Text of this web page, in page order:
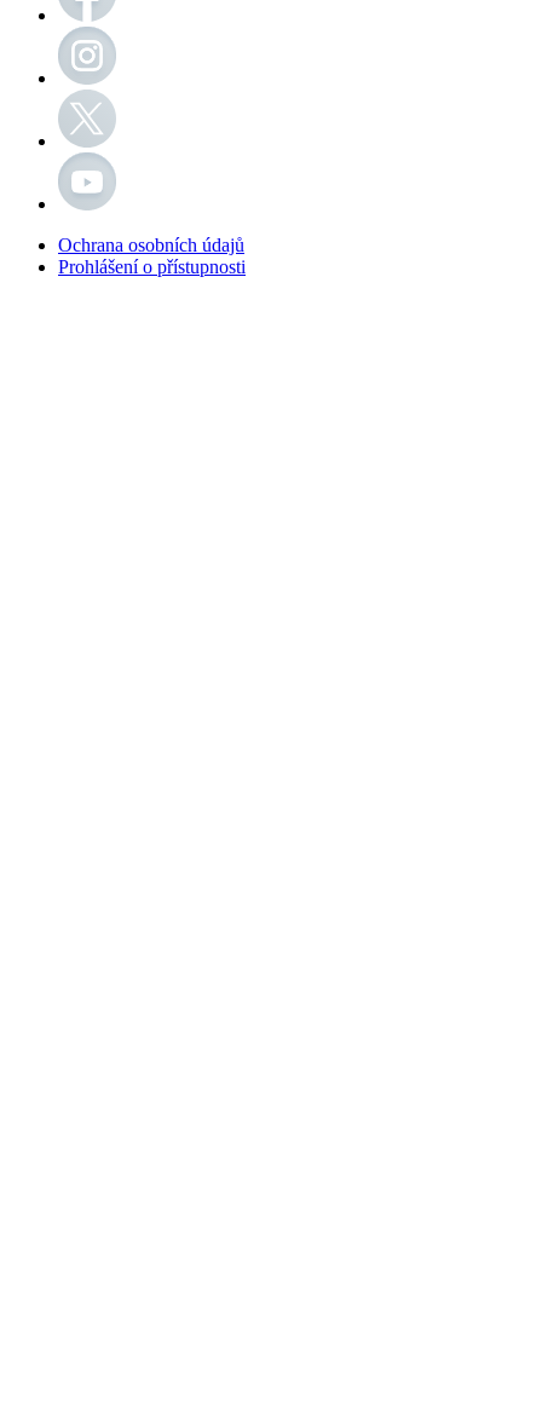
Ochrana osobních údajů
Prohlášení o přístupnosti